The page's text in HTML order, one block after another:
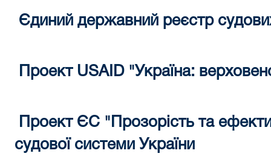
Єдиний державний реєстр
Проект USAID "Україна:
Проект ЄС "Прозорість та
судової системи України